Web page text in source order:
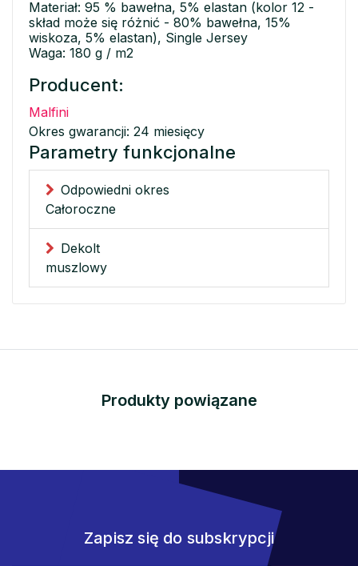
Materiał: 95 % bawełna, 5% elastan (kolor 12 -
skład może się różnić - 80% bawełna, 15%
wiskoza, 5% elastan), Single Jersey
Waga: 180 g / m2
Producent:
Malfini
Okres gwarancji: 24 miesięcy
Parametry funkcjonalne
Odpowiedni okres
Całoroczne
Dekolt
muszlowy
Produkty powiązane
Zapisz się do subskrypcji